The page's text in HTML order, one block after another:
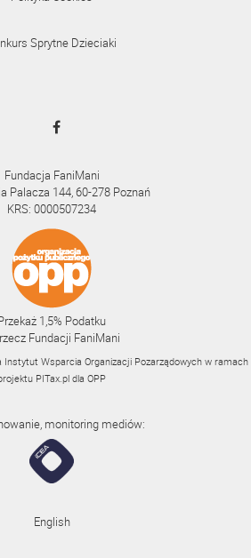
Sprytne Dzieciaki
Fundacja FaniMani
Palacza 144, 60-278 Poznań
KRS: 0000507234
1,5% Podatku
Fundacji FaniMani
Wsparcia Organizacji Pozarządowych w ramach
PITax.pl dla OPP
monitoring mediów:
English